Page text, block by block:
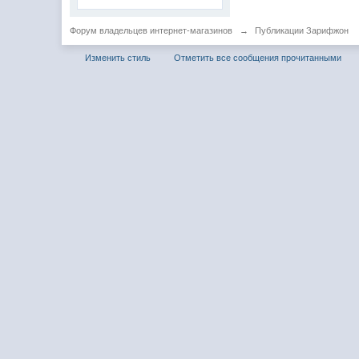
Форум владельцев интернет-магазинов → Публикации Зарифжон
Изменить стиль Отметить все сообщения прочитанными